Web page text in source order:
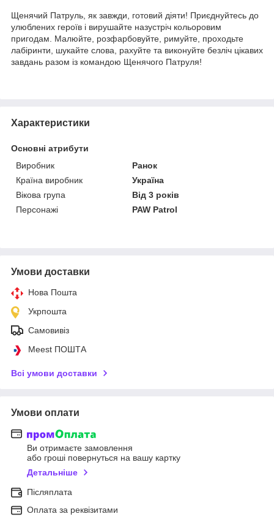
Щенячий Патруль, як завжди, готовий діяти! Приєднуйтесь до
улюблених героїв і вирушайте назустріч кольоровим
пригодам. Малюйте, розфарбовуйте, римуйте, проходьте
лабіринти, шукайте слова, рахуйте та виконуйте безліч цікавих
завдань разом із командою Щенячого Патруля!
Характеристики
Основні атрибути
Виробник
Ранок
Країна виробник
Україна
Вікова група
Від 3 років
Персонажі
PAW Patrol
Умови доставки
Нова Пошта
Укрпошта
Самовивіз
Meest ПОШТА
Всі умови доставки
Умови оплати
Ви отримаєте замовлення
або гроші повернуться на вашу картку
Детальніше
Післяплата
Оплата за реквізитами